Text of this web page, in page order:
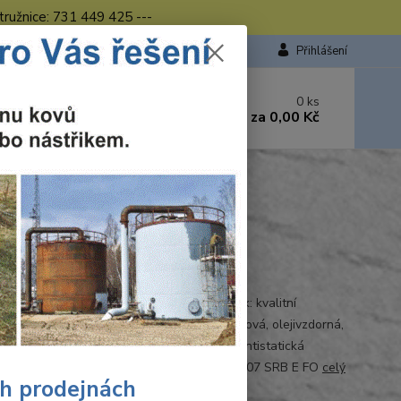
731 449 425 ---
Přihlášení
423
- 16.00 hod.
0 ks
za 0,00 Kč
Ohodnotit produkt
celokožená bez ocelové špice. Svršek: kvalitní
kůže Podšívka: Cambrelle Podešev: pryžová, olejivzdorná,
Vkl. stélka: anatomicky tvarovaná, antistatická
Cambrellou Norma: EN ISO 20347/A1:2007 SRB E FO celý
prodejnách